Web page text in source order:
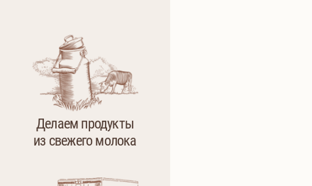
Делаем продукты
из свежего молока